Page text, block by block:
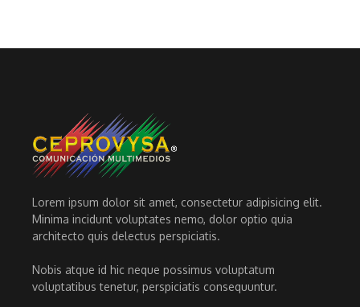
Lorem ipsum dolor sit amet, consectetur adipisicing elit.
Minima incidunt voluptates nemo, dolor optio quia
architecto quis delectus perspiciatis.
Nobis atque id hic neque possimus voluptatum
voluptatibus tenetur, perspiciatis consequuntur.